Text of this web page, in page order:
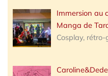
Immersion au
Manga de
Cosplay,